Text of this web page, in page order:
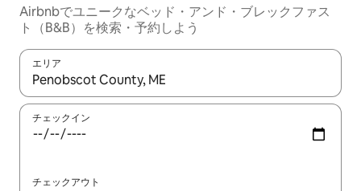
Airbnbでユニークなベッド・アンド・ブレックファス
ト（B&B）を検索・予約しよう
エリア
検索結果が表示されたら、上下の矢印キーを使って移動するか
チェックイン
チェックアウト